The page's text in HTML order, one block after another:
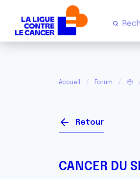
Accueil Forum 🥹
Retour
CANCER DU